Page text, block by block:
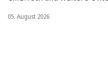
05. August 2026